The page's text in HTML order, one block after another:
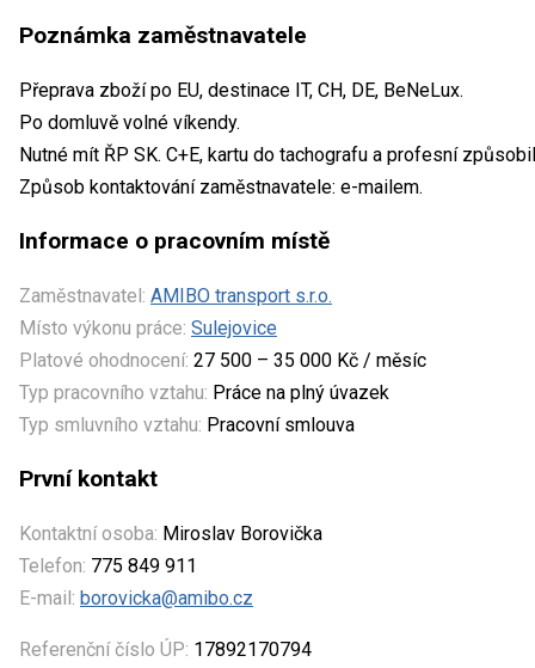
Poznámka zaměstnavatele
Přeprava zboží po EU, destinace IT, CH, DE, BeNeLux.
Po domluvě volné víkendy.
Nutné mít ŘP SK. C+E, kartu do tachografu a profesní
Způsob kontaktování zaměstnavatele: e-mailem.
Informace o pracovním místě
Zaměstnavatel: AMIBO transport s.r.o.
Místo výkonu práce: Sulejovice
Platové ohodnocení: 27 500 – 35 000 Kč / měsíc
Typ pracovního vztahu: Práce na plný úvazek
Typ smluvního vztahu: Pracovní smlouva
První kontakt
Kontaktní osoba: Miroslav Borovička
Telefon: 775 849 911
E-mail: borovicka@amibo.cz
Referenční číslo ÚP: 17892170794